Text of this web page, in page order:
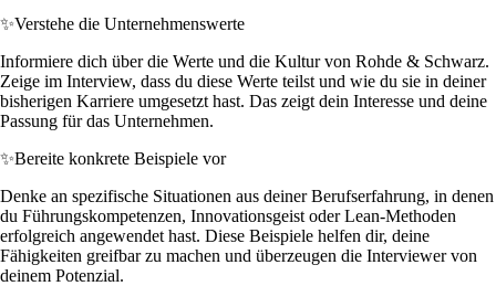
✨Verstehe die Unternehmenswerte
Informiere dich über die Werte und die Kultur von Rohde & Schwarz.
Zeige im Interview, dass du diese Werte teilst und wie du sie in deiner
bisherigen Karriere umgesetzt hast. Das zeigt dein Interesse und deine
Passung für das Unternehmen.
✨Bereite konkrete Beispiele vor
Denke an spezifische Situationen aus deiner Berufserfahrung, in denen
du Führungskompetenzen, Innovationsgeist oder Lean-Methoden
erfolgreich angewendet hast. Diese Beispiele helfen dir, deine
Fähigkeiten greifbar zu machen und überzeugen die Interviewer von
deinem Potenzial.